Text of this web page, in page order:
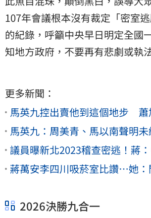
107年會議根本沒有裁定「密室
的紀錄，呼籲中央早日明定全國
知地方政府，不要再有悲劇或執
更多新聞：
馬英九控出賣他到這個地步 蕭
馬英九：周美青、馬以南聲明
議員曝新北2023稽查密逃！蔣
蔣萬安李四川吸菸室比讚…她：
2026決勝九合一